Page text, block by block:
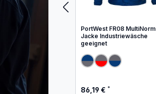
PortWest FR08
Jacke Industriewäsche
geeignet
Regulärer Preis:
86,19 €